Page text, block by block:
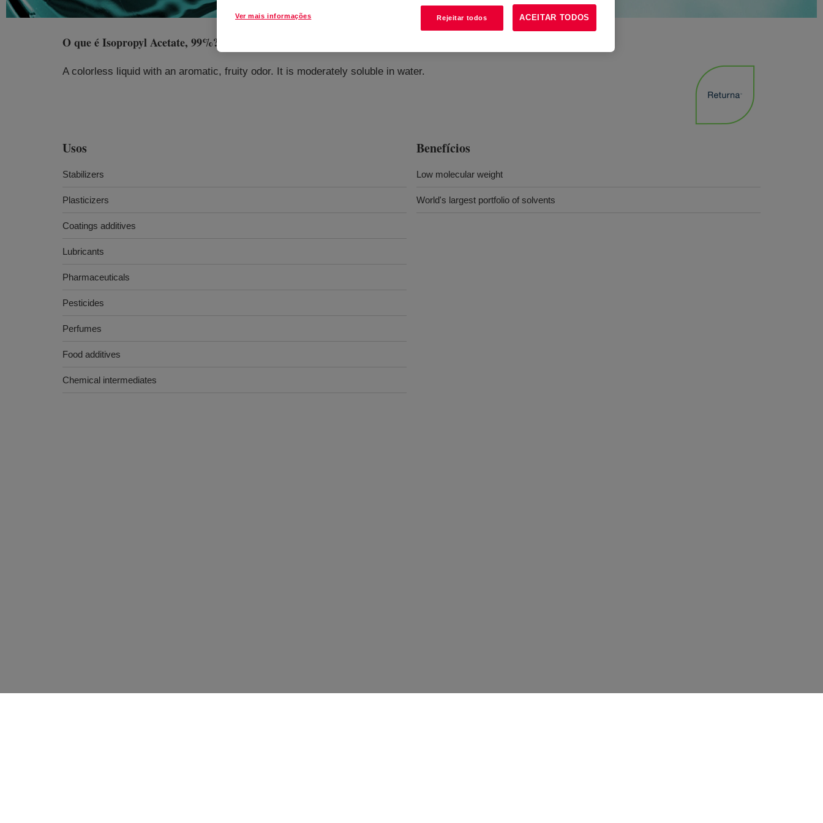
O que éIsopropyl Acetate, 99%?
A colorless liquid with an aromatic, fruity odor. It is moderately soluble in water.
Usos
Stabilizers
Plasticizers
Coatings additives
Lubricants
Pharmaceuticals
Pesticides
Perfumes
Food additives
Chemical intermediates
Benefícios
Low molecular weight
World's largest portfolio of solvents
Ver mais informações Rejeitar todos ACEITAR TODOS